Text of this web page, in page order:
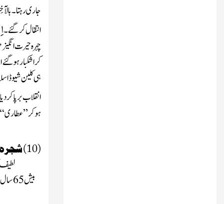
جاری رہتا۔
انتقال کر گئے۔
چہرہ حیرت
کر اشکبار
ہی کلین شیوڈ
انقلاببرپا
ہوکر’’عطاری‘‘
(10) شجرہ عالیہ سے محبت
لطیف
بیش65سال